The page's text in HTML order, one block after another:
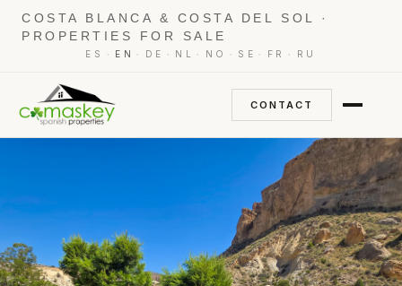
COSTA BLANCA & COSTA DEL SOL ·
PROPERTIES FOR SALE
ES · EN · DE · NL · NO · SE · FR · RU
CONTACT